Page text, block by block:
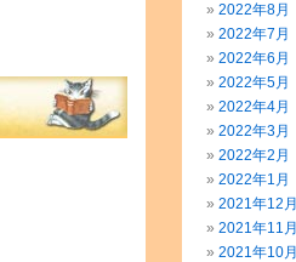
2022年8月
2022年7月
2022年6月
2022年5月
2022年4月
2022年3月
2022年2月
2022年1月
2021年12月
2021年11月
2021年10月